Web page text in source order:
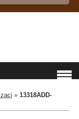
» 13318ADD-